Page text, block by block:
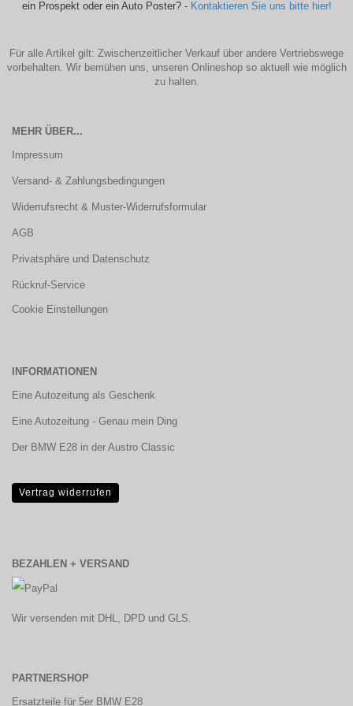
ein Prospekt oder ein Auto Poster? - Kontaktieren Sie uns bitte hier!
Für alle Artikel gilt: Zwischenzeitlicher Verkauf über andere Vertriebswege
vorbehalten. Wir bemühen uns, unseren Onlineshop so aktuell wie möglich
zu halten.
MEHR ÜBER...
Impressum
Versand- & Zahlungsbedingungen
Widerrufsrecht & Muster-Widerrufsformular
AGB
Privatsphäre und Datenschutz
Rückruf-Service
Cookie Einstellungen
INFORMATIONEN
Eine Autozeitung als Geschenk
Eine Autozeitung - Genau mein Ding
Der BMW E28 in der Austro Classic
Vertrag widerrufen
BEZAHLEN + VERSAND
Wir versenden mit DHL, DPD und GLS.
PARTNERSHOP
Ersatzteile für 5er BMW E28